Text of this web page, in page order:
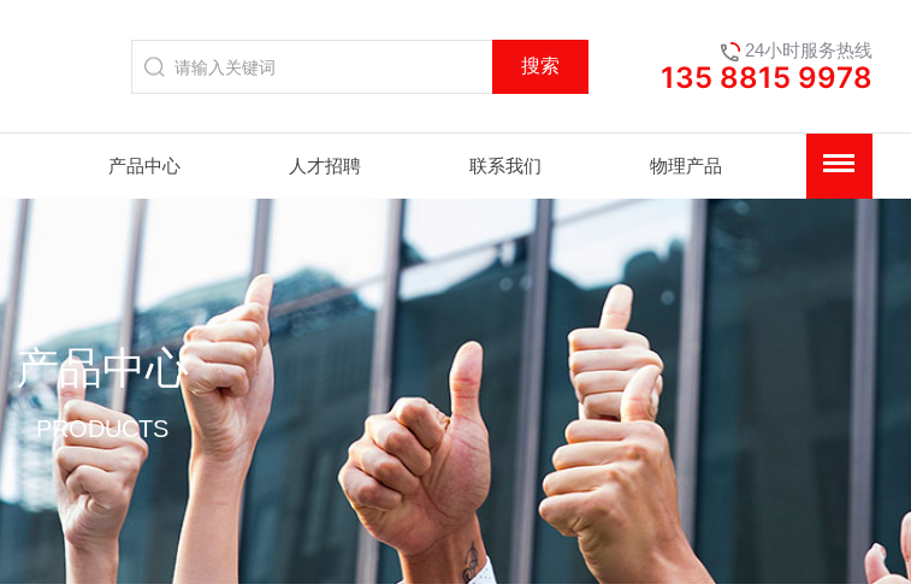
搜索
24小时服务热线
135 8815 9978
产品中心 人才招聘 联系我们 物理产品
产品中心
PRODUCTS